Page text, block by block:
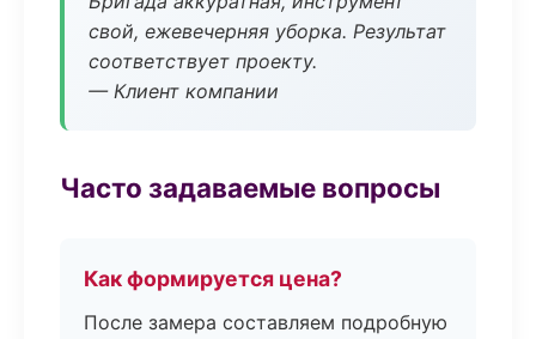
свой, ежевечерняя уборка. Результат
соответствует проекту.
— Клиент компании
Часто задаваемые вопросы
Как формируется цена?
После замера составляем подробную